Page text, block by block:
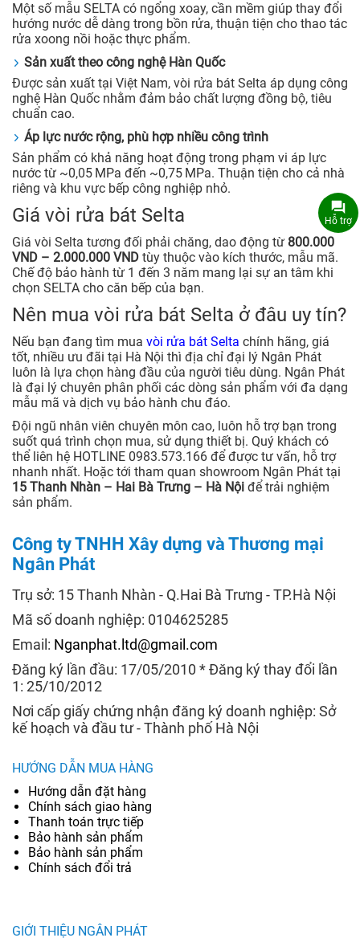
Một số mẫu SELTA có ngổng xoay, cần mềm giúp thay đổi
hướng nước dễ dàng trong bồn rửa, thuận tiện cho thao tác
rửa xoong nồi hoặc thực phẩm.
Sản xuất theo công nghệ Hàn Quốc
Được sản xuất tại Việt Nam, vòi rửa bát Selta áp dụng công
nghệ Hàn Quốc nhằm đảm bảo chất lượng đồng bộ, tiêu
chuẩn cao.
Áp lực nước rộng, phù hợp nhiều công trình
Sản phẩm có khả năng hoạt động trong phạm vi áp lực
nước từ ~0,05 MPa đến ~0,75 MPa. Thuận tiện cho cả nhà
riêng và khu vực bếp công nghiệp nhỏ.
Giá vòi rửa bát Selta
Giá vòi Selta tương đối phải chăng, dao động từ 800.000
VND – 2.000.000 VND tùy thuộc vào kích thước, mẫu mã.
Chế độ bảo hành từ 1 đến 3 năm mang lại sự an tâm khi
chọn SELTA cho căn bếp của bạn.
Nên mua vòi rửa bát Selta ở đâu uy tín?
Nếu bạn đang tìm mua vòi rửa bát Selta chính hãng, giá
tốt, nhiều ưu đãi tại Hà Nội thì địa chỉ đại lý Ngân Phát
luôn là lựa chọn hàng đầu của người tiêu dùng. Ngân Phát
là đại lý chuyên phân phối các dòng sản phẩm với đa dạng
mẫu mã và dịch vụ bảo hành chu đáo.
Đội ngũ nhân viên chuyên môn cao, luôn hỗ trợ bạn trong
suốt quá trình chọn mua, sử dụng thiết bị. Quý khách có
thể liên hệ HOTLINE 0983.573.166 để được tư vấn, hỗ trợ
nhanh nhất. Hoặc tới tham quan showroom Ngân Phát tại
15 Thanh Nhàn – Hai Bà Trưng – Hà Nội để trải nghiệm
sản phẩm.
Công ty TNHH Xây dựng và Thương mại
Ngân Phát
Trụ sở: 15 Thanh Nhàn - Q.Hai Bà Trưng - TP.Hà Nội
Mã số doanh nghiệp: 0104625285
Email: Nganphat.ltd@gmail.com
Đăng ký lần đầu: 17/05/2010 * Đăng ký thay đổi lần
1: 25/10/2012
Nơi cấp giấy chứng nhận đăng ký doanh nghiệp: Sở
kế hoạch và đầu tư - Thành phố Hà Nội
HƯỚNG DẪN MUA HÀNG
Hướng dẫn đặt hàng
Chính sách giao hàng
Thanh toán trực tiếp
Bảo hành sản phẩm
Bảo hành sản phẩm
Chính sách đổi trả
GIỚI THIỆU NGÂN PHÁT
Hỗ trợ